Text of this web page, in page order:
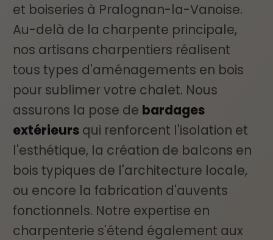
et boiseries à Pralognan-la-Vanoise.
Au-delà de la charpente principale,
nos artisans charpentiers réalisent
tous types d'aménagements en bois
pour sublimer votre chalet. Nous
assurons la pose de bardages
extérieursqui renforcent l'isolation et
l'esthétique, la création de balcons en
bois typiques de l'architecture locale,
ou encore la fabrication d'auvents
fonctionnels. Notre expertise en
charpenterie s'étend également aux